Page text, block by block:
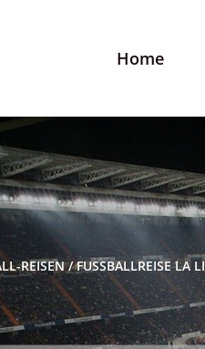
REISEN/FUSSBALLREISE LA
Home